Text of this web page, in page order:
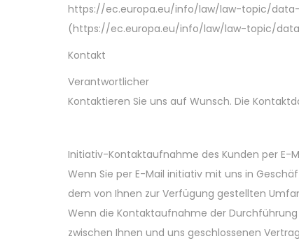
https://ec.europa.eu/info/law/law-topic/
(https://ec.europa.eu/info/law/law-topic/
Kontakt
Verantwortlicher
Kontaktieren Sie uns auf Wunsch. Die
Initiativ-Kontaktaufnahme des Kunden per E-
Wenn Sie per E-Mail initiativ mit uns in
dem von Ihnen zur Verfügung gestellten
Wenn die Kontaktaufnahme der
zwischen Ihnen und uns geschlossenen